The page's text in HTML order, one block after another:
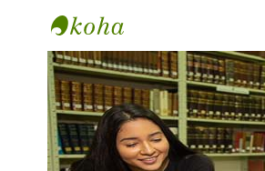
Biblioteca Universidad